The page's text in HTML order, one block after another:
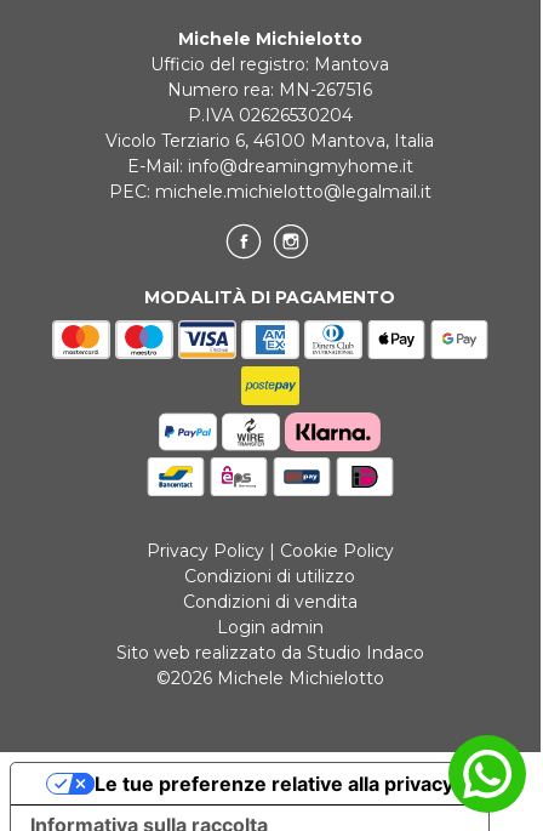
REINDIRIZZAMENTI BANCARIMichele Michielotto
Ufficio del registro: Mantova
Numero rea: MN-267516
P.IVA 02626530204
Vicolo Terziario 6, 46100 Mantova, Italia
E-Mail: info@dreamingmyhome.it
PEC: michele.michielotto@legalmail.it
MODALITÀ DI PAGAMENTO
Privacy Policy| Cookie Policy
Condizioni di utilizzo
Condizioni di vendita
Login admin
Sito web realizzato da Studio Indaco
©2026 Michele Michielotto
Informativa sulla raccolta
Le tue preferenze relative alla privacy